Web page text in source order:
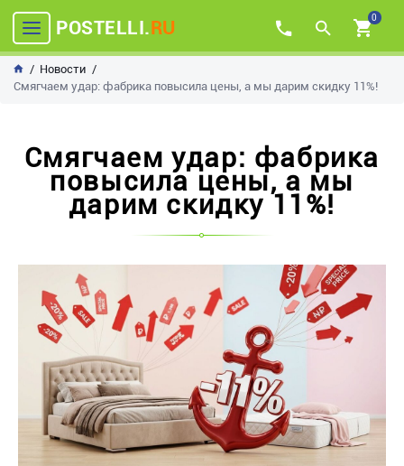
POSTELLI.RU 0
Новости
Смягчаем удар: фабрика повысила цены, а мы дарим скидку 11%!
Смягчаем удар: фабрика
повысила цены, а мы
дарим скидку 11%!